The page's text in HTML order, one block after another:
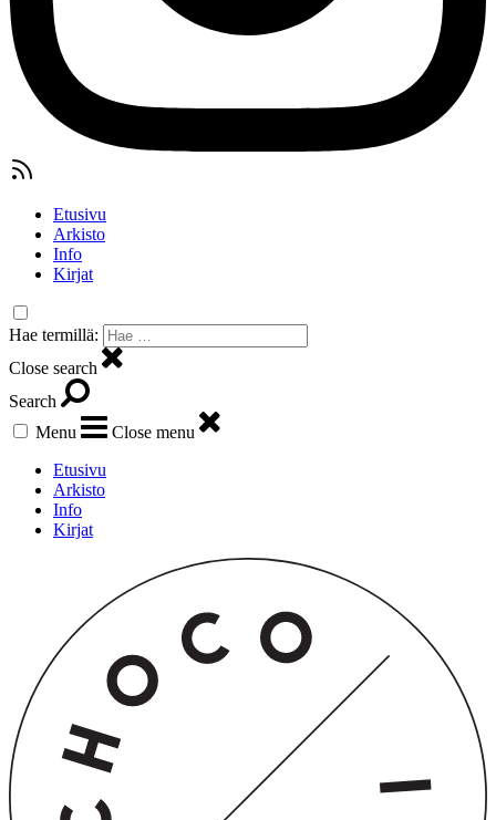
Etusivu
Arkisto
Info
Kirjat
Hae termillä:
Close search
Search
Menu
Close menu
Etusivu
Arkisto
Info
Kirjat